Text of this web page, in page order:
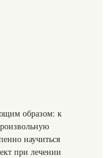
образом: к
научиться
при лечении